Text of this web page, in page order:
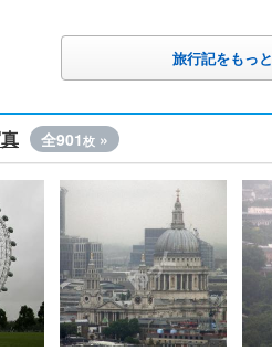
旅行記をもっ
全901枚 »